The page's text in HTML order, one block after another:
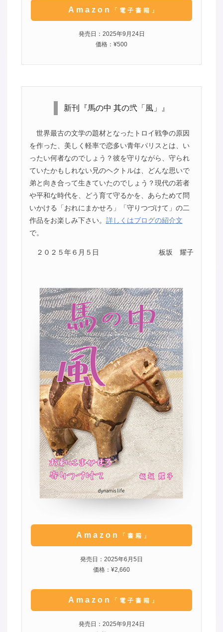
Amazon 「電子書籍」
発売日：2025年9月24日
価格：¥500
新刊『馬の中 其の弐「風」』
世界最古の文学の題材となったトロイ戦争の原因
を作った、美しく軽率で恋多い青年パリスとは、い
ったい何者なのでしょう？彼を守りながら、守られ
ていたかもしれない兄のヘクトルは、どんな思いで
弟と向き合って生きていたのでしょう？現代の若者
や平和な時代を、どう育て守るかを、あらためて問
いかける「おれにまかせろ」「守りつづけて」の二
作品をお楽しみ下さい。 詳しくはブログの紹介文
で。
２０２５年６月５日 板坂 耀子
Amazon 「書籍」
発売日：2025年6月5日
価格：¥2,660
Amazon 「電子書籍」
発売日：2025年9月24日